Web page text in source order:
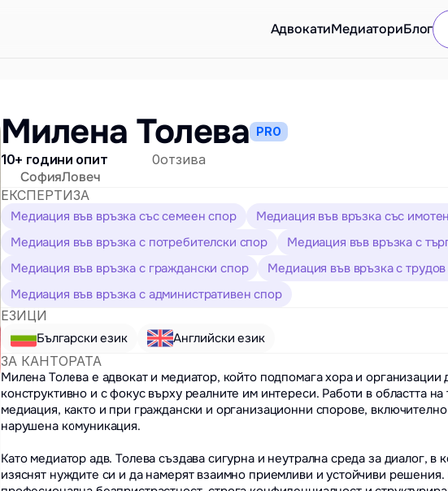
AдвокатиМедиаториБлог
Милена Толева PRO
10+ години опит 0отзива
СофияЛовеч
ЕКСПЕРТИЗА
Медиация във връзка със семеен спор
Медиация във връзка със
Медиация във връзка с потребителски спор
Медиация във връзка с
Медиация във връзка с граждански спор
Медиация във връзка с
Медиация във връзка с административен спор
ЕЗИЦИ
Български език
Английски език
ЗА КАНТОРАТА
Милена Толева е адвокат и медиатор, който подпомага хора и
конструктивно и с фокус върху реалните им интереси. Работи в областта на
медиация, както и при граждански и организационни спорове,
нарушена комуникация.
Като медиатор адв. Толева създава сигурна и неутрална среда за диалог, в
изяснят нуждите си и да намерят взаимно приемливи и устойчиви